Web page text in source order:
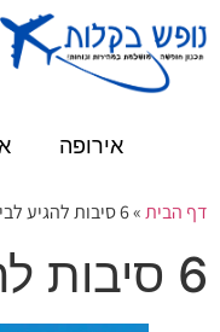
אירופה
דף הבית»6 סיבות להגיע לביקור בקפריסין
6 סיבות להגיע לביקור בקפריסין